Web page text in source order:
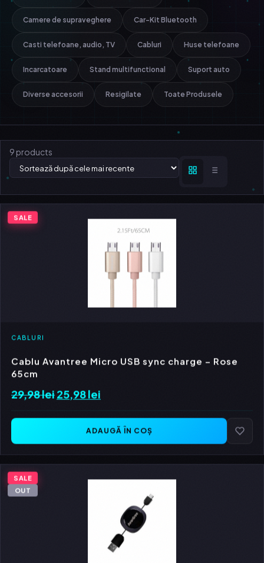
Camere de supraveghere Car-Kit Bluetooth
Casti telefoane, audio, TV Cabluri Huse telefoane
Incarcatoare Stand multifunctional Suport auto
Diverse accesorii Resigilate Toate Produsele
9 products
SALE
CABLURI
Cablu Avantree Micro USB sync charge – Rose
65cm
29,98leiPrețul
fost:
29,98 lei.
25,98 lei
este:
25,98 lei.
ADAUGĂ ÎN COȘ
SALE
OUT